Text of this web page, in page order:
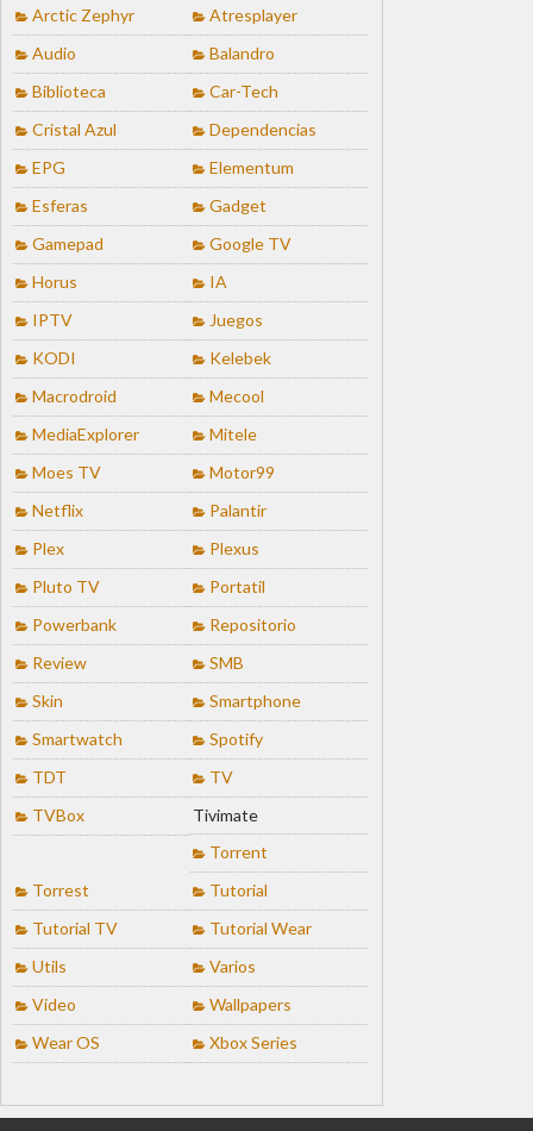
Arctic Zephyr
Atresplayer
Audio
Balandro
Biblioteca
Car-Tech
Cristal Azul
Dependencias
EPG
Elementum
Esferas
Gadget
Gamepad
Google TV
Horus
IA
IPTV
Juegos
KODI
Kelebek
Macrodroid
Mecool
MediaExplorer
Mitele
Moes TV
Motor99
Netflix
Palantir
Plex
Plexus
Pluto TV
Portatil
Powerbank
Repositorio
Review
SMB
Skin
Smartphone
Smartwatch
Spotify
TDT
TV
TVBox
Tivimate
Torrent
Torrest
Tutorial
Tutorial TV
Tutorial Wear
Utils
Varios
Video
Wallpapers
Wear OS
Xbox Series